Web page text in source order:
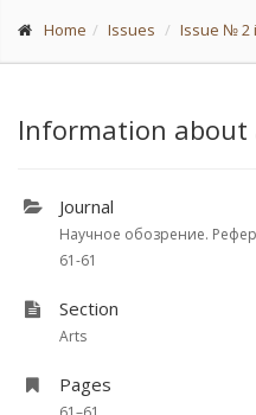
Home Issues Issue № 2
Information about
Journal
Научное обозрение.
61-61
Section
Arts
Pages